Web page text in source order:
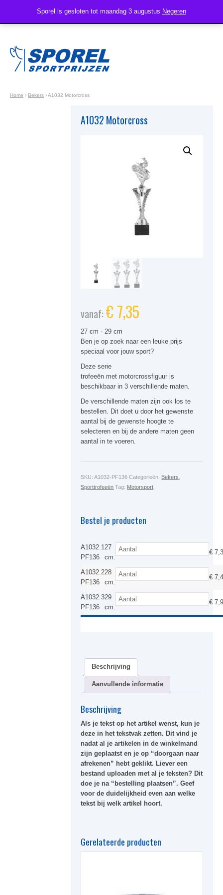
Home › Bekers ›A1032 Motorcross
A1032 Motorcross
vanaf:€7,35
27 cm - 29 cm
Ben je op zoek naar eenleukeprijs
speciaal voor jouw sport?
Dezeserie
trofeeën met motorcrossfiguur is
beschikbaar in 3 verschillende maten.
De verschillende maten zijn ook los te
bestellen. Dit doet u door het gewenste
aantal bij de gewenste hoogte te
selecteren en bij de andere maten geen
aantal in te voeren.
SKU:A1032-PF136 Categorieën: Bekers
Sporttrofeeën Tag: Motorsport
Bestel je producten
A1032.1
PF136
27
cm.
€
A1032.2
PF136
28
cm.
€
A1032.3
PF136
29
cm.
€
Beschrijving
Aanvullende informatie
Beschrijving
Als je tekst op het artikel wenst, kun je
deze in hettekstvak zetten. Dit vind je
nadat al je artikelen in de winkelmand
zijn geplaatst en je op “doorgaan naar
afrekenen” hebt geklikt. Liever een
bestand uploaden met al je teksten? Dit
doe je na “bestelling plaatsen”. Geef
voor de duidelijkheid even aan welke
tekst bij welk artikel hoort.
Gerelateerde producten
Sporel is gesloten tot maandag 3 augustus Negeren